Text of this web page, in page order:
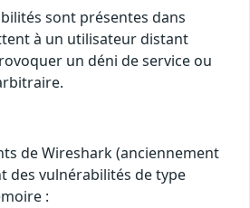
sont présentes dans
à un utilisateur distant
un déni de service ou
de Wireshark (anciennement
des vulnérabilités de type
: